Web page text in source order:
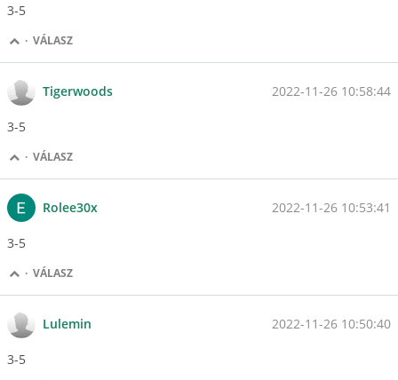
3-5
· VÁLASZ
Tigerwoods 2022-11-26 10:58:44
3-5
· VÁLASZ
Rolee30x 2022-11-26 10:53:41
3-5
· VÁLASZ
Lulemin 2022-11-26 10:50:40
3-5